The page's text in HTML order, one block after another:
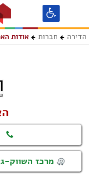
הדירה חברות אודות
מרכז השווק-